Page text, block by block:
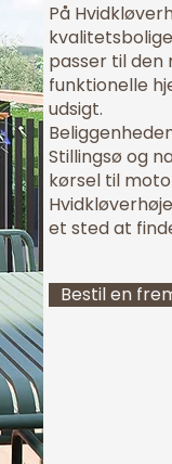
På
passer til den
funktionelle
udsigt.
Stillingsø og
kørsel til
et sted at
Bestil en